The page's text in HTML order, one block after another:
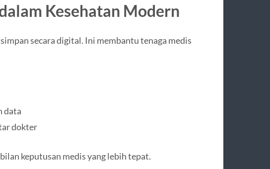
Kesehatan Modern
secara digital. Ini membantu tenaga medis
data
dokter
keputusan medis yang lebih tepat.